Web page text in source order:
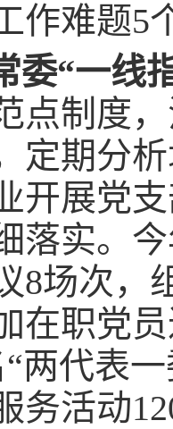
作难题5
委“一线
点制度
定期分
开展党
落实。
8场次，
在职党
“两代表
务活动